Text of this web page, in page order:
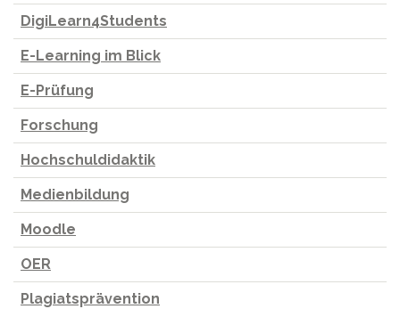
DigiLearn4Students
E-Learning im Blick
E-Prüfung
Forschung
Hochschuldidaktik
Medienbildung
Moodle
OER
Plagiatsprävention